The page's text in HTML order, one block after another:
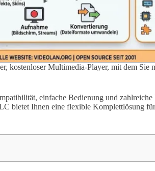
kostenloser Multimedia-Player, mit dem Sie
einfache Bedienung und
bietet Ihnen eine flexible Komplettlösung